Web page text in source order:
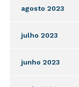
agosto 2023
julho 2023
junho 2023